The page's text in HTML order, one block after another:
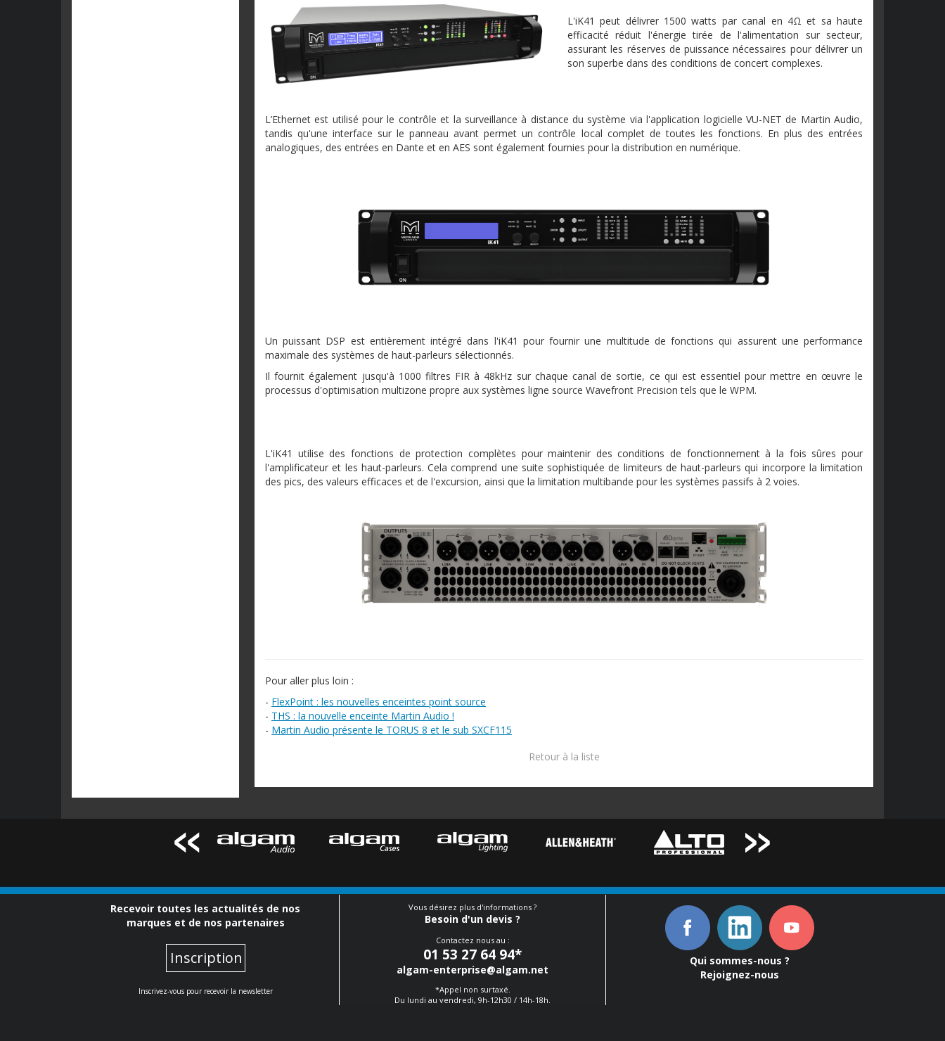
L'iK41 peut délivrer 1500 watts par canal en 4Ω et sa haute
efficacité réduit l'énergie tirée de l'alimentation sur secteur,
assurant les réserves de puissance nécessaires pour délivrer un
son superbe dans des conditions de concert complexes.
L’Ethernet est utilisé pour le contrôle et la surveillance à distance du système via l'application logicielle VU-NET de Martin Audio,
tandis qu'une interface sur le panneau avant permet un contrôle local complet de toutes les fonctions. En plus des entrées
analogiques, des entrées en Dante et en AES sont également fournies pour la distribution en numérique.
Un puissant DSP est entièrement intégré dans l'iK41 pour fournir une multitude de fonctions qui assurent une performance
maximale des systèmes de haut-parleurs sélectionnés.
Il fournit également jusqu'à 1000 filtres FIR à 48kHz sur chaque canal de sortie, ce qui est essentiel pour mettre en œuvre le
processus d'optimisation multizone propre aux systèmes ligne source Wavefront Precision tels que le WPM.
L'iK41 utilise des fonctions de protection complètes pour maintenir des conditions de fonctionnement à la fois sûres pour
l'amplificateur et les haut-parleurs. Cela comprend une suite sophistiquée de limiteurs de haut-parleurs qui incorpore la limitation
des pics, des valeurs efficaces et de l'excursion, ainsi que la limitation multibande pour les systèmes passifs à 2 voies.
Pour aller plus loin :
- FlexPoint : les nouvelles enceintes point source
- THS : la nouvelle enceinte Martin Audio !
- Martin Audio présente le TORUS 8 et le sub SXCF115
Retour à la liste
Recevoir toutes les actualités de nos
marques et de nos partenaires
Inscription
Inscrivez-vous pour recevoir la newsletter
Vous désirez plus d'informations ?
Besoin d'un devis ?
Contactez nous au :
01 53 27 64 94*
algam-enterprise@algam.net
*Appel non surtaxé.
Du lundi au vendredi, 9h-12h30 / 14h-18h.
Qui sommes-nous ?
Rejoignez-nous